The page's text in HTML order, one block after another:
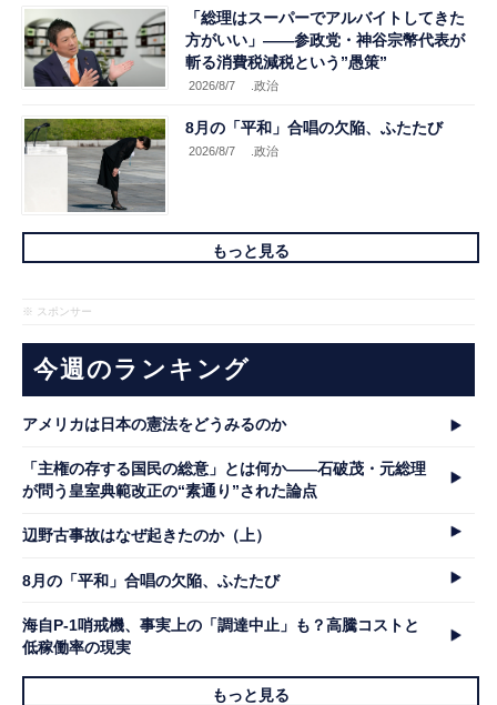
「総理はスーパーでアルバイトしてきた
方がいい」――参政党・神谷宗幣代表が
斬る消費税減税という”愚策”
2026/8/7 .政治
8月の「平和」合唱の欠陥、ふたたび
2026/8/7 .政治
もっと見る
※ スポンサー
今週のランキング
アメリカは日本の憲法をどうみるのか
「主権の存する国民の総意」とは何か――石破茂・元総理
が問う皇室典範改正の“素通り”された論点
辺野古事故はなぜ起きたのか（上）
8月の「平和」合唱の欠陥、ふたたび
海自P-1哨戒機、事実上の「調達中止」も？高騰コストと
低稼働率の現実
もっと見る